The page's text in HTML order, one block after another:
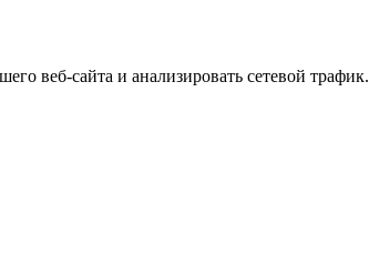
веб-сайта и анализировать сетевой трафик.